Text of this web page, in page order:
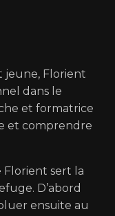
jeune, Florient
dans le
et formatrice
et comprendre
Florient sert la
D’abord
ensuite au